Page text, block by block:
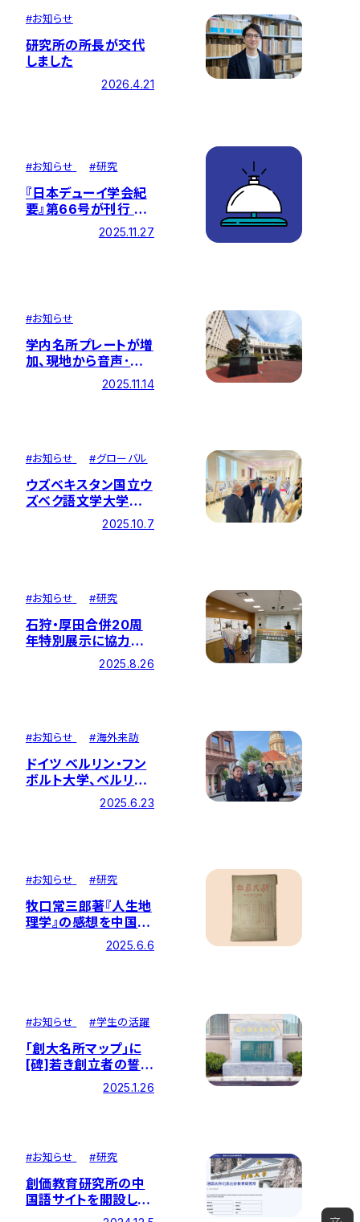
#お知らせ
研究所の所長が交代
しました
2026.4.21
#お知らせ #研究
『日本デューイ学会紀
要』第66号が刊行 ―
創価大学開催・第67
回大会を総括する学
2025.11.27
#お知らせ
学内名所プレートが増
加、現地から音声･画
像が視聴できるように
2025.11.14
#お知らせ #グローバル
ウズベキスタン国立ウ
ズベク語文学大学の
写真展に協力しました
2025.10.7
#お知らせ #研究
石狩・厚田合併20周
年特別展示に協力しま
2025.8.26
#お知らせ #海外来訪
ドイツ ベルリン・フン
ボルト大学、ベルリン
国立博物館、 ベルリン
国立図書館を本研究
2025.6.23
#お知らせ #研究
牧口常三郎著『人生地
理学』の感想を中国清
朝の学者が述べた新
たな資料が発見されま
2025.6.6
#お知らせ #学生の活躍
｢創大名所マップ｣に
[碑]若き創立者の誓を
追加、企画開設より閲
覧20万回を突破！
2025.1.26
#お知らせ #研究
創価教育研究所の中
国語サイトを開設しま